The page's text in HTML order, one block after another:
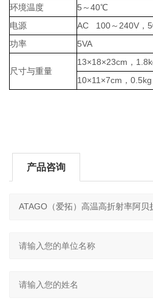
环境温度
5 ～40℃
电源
AC 100～ 240V ，
功率
5VA
尺寸与重量
13×18×23cm ，
10×11×7cm ，0.5kg
产品咨询